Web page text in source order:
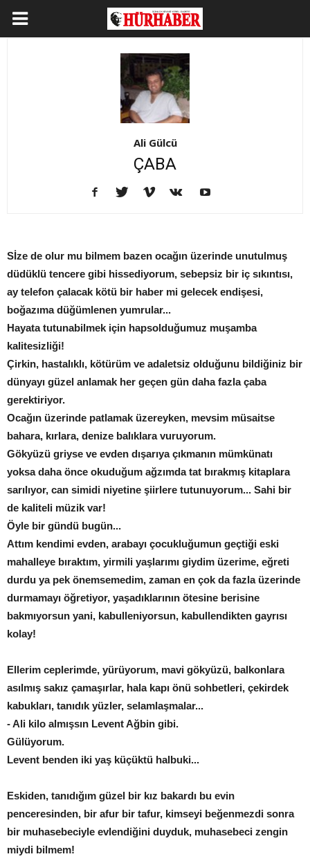
Ali Gülcü
ÇABA
Sİze de olur mu bilmem bazen ocağın üzerinde unutulmuş
düdüklü tencere gibi hissediyorum, sebepsiz bir iç sıkıntısı,
ay telefon çalacak kötü bir haber mi gelecek endişesi,
boğazıma düğümlenen yumrular...
Hayata tutunabilmek için hapsolduğumuz muşamba
kalitesizliği!
Çirkin, hastalıklı, kötürüm ve adaletsiz olduğunu bildiğiniz bir
dünyayı güzel anlamak her geçen gün daha fazla çaba
gerektiriyor.
Ocağın üzerinde patlamak üzereyken, mevsim müsaitse
bahara, kırlara, denize balıklara vuruyorum.
Gökyüzü griyse ve evden dışarıya çıkmanın mümkünatı
yoksa daha önce okuduğum ağzımda tat bırakmış kitaplara
sarılıyor, can simidi niyetine şiirlere tutunuyorum... Sahi bir
de kaliteli müzik var!
Öyle bir gündü bugün...
Attım kendimi evden, arabayı çocukluğumun geçtiği eski
mahalleye bıraktım, yirmili yaşlarımı giydim üzerime, eğreti
durdu ya pek önemsemedim, zaman en çok da fazla üzerinde
durmamayı öğretiyor, yaşadıklarının ötesine berisine
bakmıyorsun yani, kabulleniyorsun, kabullendikten gayrısı
kolay!
Ellerim ceplerimde, yürüyorum, mavi gökyüzü, balkonlara
asılmış sakız çamaşırlar, hala kapı önü sohbetleri, çekirdek
kabukları, tanıdık yüzler, selamlaşmalar...
- Ali kilo almışsın Levent Ağbin gibi.
Gülüyorum.
Levent benden iki yaş küçüktü halbuki...
Eskiden, tanıdığım güzel bir kız bakardı bu evin
penceresinden, bir afur bir tafur, kimseyi beğenmezdi sonra
bir muhasebeciyle evlendiğini duyduk, muhasebeci zengin
miydi bilmem!